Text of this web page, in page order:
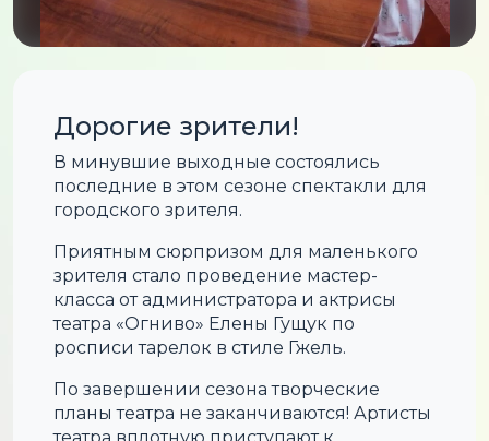
Дорогие зрители!
В минувшие выходные состоялись
последние в этом сезоне спектакли для
городского зрителя.
Приятным сюрпризом для маленького
зрителя стало проведение мастер-
класса от администратора и актрисы
театра «Огниво» Елены Гущук по
росписи тарелок в стиле Гжель.
По завершении сезона творческие
планы театра не заканчиваются! Артисты